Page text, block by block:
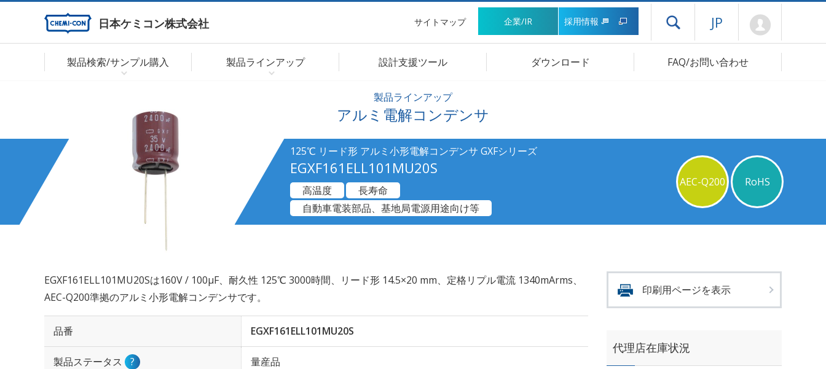
日本ケミコン株式会社 サイトマップ 企業/IR 採用情報 ドロワーメニューを開く
JP
製品検索/サンプル購入 製品ラインアップ 設計支援ツール ダウンロード FAQ/お問い合わせ
製品ラインアップ
アルミ電解コンデンサ
125℃ リード形 アルミ小形電解コンデンサ GXFシリーズ
EGXF161ELL101MU20S
AEC-Q200 RoHS
高温度
長寿命
自動車電装部品、基地局電源用途向け等
EGXF161ELL101MU20Sは160V / 100µF、耐久性 125℃ 3000時間、リード形 14.5×20 mm、定格リプル電流 1340mArms、
AEC-Q200準拠のアルミ小形電解コンデンサです。
品番 EGXF161ELL101MU20S
製品ステータス ? 量産品
印刷用ページを表示
代理店在庫状況